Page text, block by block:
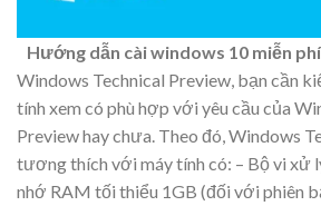
Hướng dẫn cài windows 10 miễn phí.
Windows Technical Preview, bạn cần
tính xem có phù hợp với yêu cầu của
Preview hay chưa. Theo đó, Windows
tương thích với máy tính có: – Bộ vi xử
nhớ RAM tối thiểu 1GB (đối với phiên